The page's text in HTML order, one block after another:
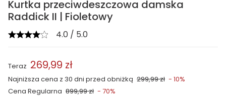
Kurtka przeciwdeszczowa damska
Raddick II | Fioletowy
4.0 / 5.0
Cena Regularna 899,99 zł - 70%
Najniższa cena z 30 dni przed obniżką 299,99 zł - 10%
Teraz 269,99 zł